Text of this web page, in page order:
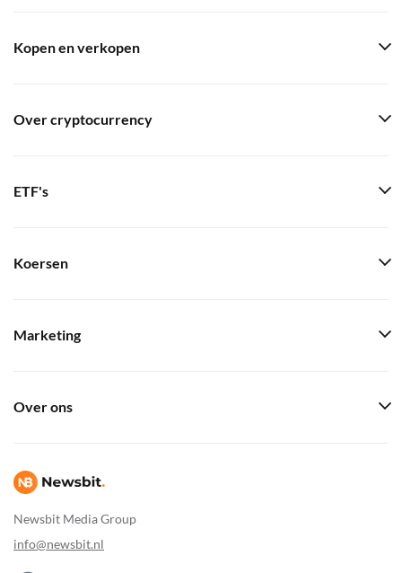
Newsbit Media Group
info@newsbit.nl
Kopen en verkopen
Over cryptocurrency
ETF's
Koersen
Marketing
Over ons